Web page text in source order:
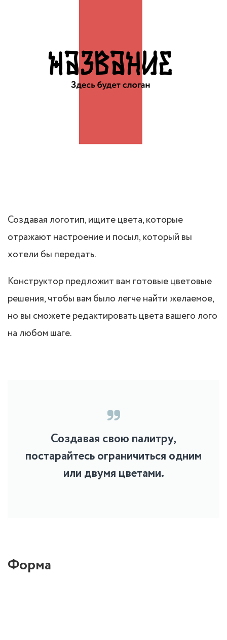
Создавая логотип, ищите цвета, которые
отражают настроение и посыл, который вы
хотели бы передать.
Конструктор предложит вам готовые цветовые
решения, чтобы вам было легче найти желаемое,
но вы сможете редактировать цвета вашего лого
на любом шаге.
Создавая свою палитру,
постарайтесь ограничиться одним
или двумя цветами.
Форма